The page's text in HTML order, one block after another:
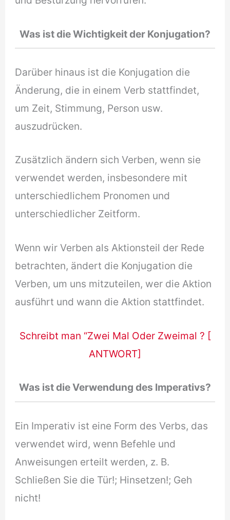
Was ist die Wichtigkeit der Konjugation?
Darüber hinaus ist die Konjugation die
Änderung, die in einem Verb stattfindet,
um Zeit, Stimmung, Person usw.
auszudrücken.
Zusätzlich ändern sich Verben, wenn sie
verwendet werden, insbesondere mit
unterschiedlichem Pronomen und
unterschiedlicher Zeitform.
Wenn wir Verben als Aktionsteil der Rede
betrachten, ändert die Konjugation die
Verben, um uns mitzuteilen, wer die Aktion
ausführt und wann die Aktion stattfindet.
Schreibt man “Zwei Mal Oder Zweimal ? [
ANTWORT]
Was ist die Verwendung des Imperativs?
Ein Imperativ ist eine Form des Verbs, das
verwendet wird, wenn Befehle und
Anweisungen erteilt werden, z. B.
Schließen Sie die Tür!; Hinsetzen!; Geh
nicht!